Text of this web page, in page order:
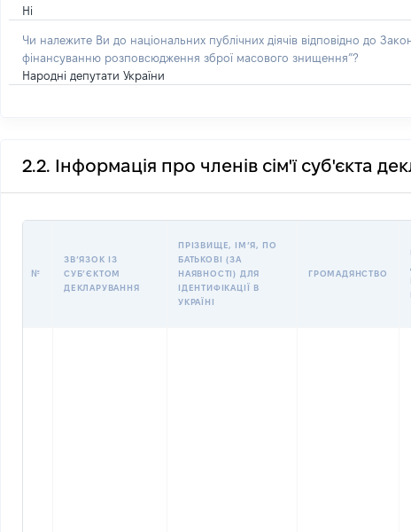
Ні
Чи належите Ви до національних публічних діячів відповідно до
фінансуванню розповсюдження зброї масового знищення”?
Народні депутати України
2.2. Інформація про членів сім'ї суб'єкта
№
ЗВʼЯЗОК ІЗ
СУБʼЄКТОМ
ДЕКЛАРУВАННЯ
ПРІЗВИЩЕ, ІМʼЯ, ПО
БАТЬКОВІ (ЗА
НАЯВНОСТІ) ДЛЯ
ІДЕНТИФІКАЦІЇ В
УКРАЇНІ
ГРОМАДЯНСТВО